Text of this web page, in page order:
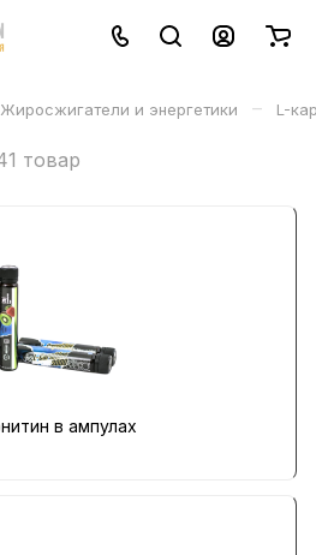
Жиросжигатели и энергетики – L-
товар
в ампулах